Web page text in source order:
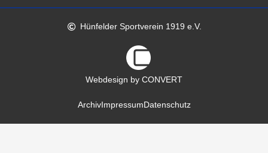
Hünfelder Sportverein 1919 e.V.
Webdesign by CONVERT
ArchivImpressum Datenschutz